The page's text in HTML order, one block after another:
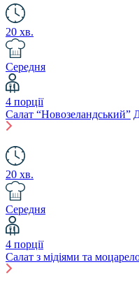
20 хв.
Середня
4 порції
Салат “Новозеландський”
20 хв.
Середня
4 порції
Салат з мідіями та